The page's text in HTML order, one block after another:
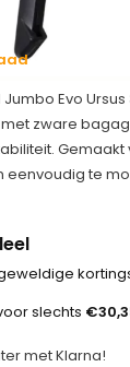
Evo
zware
eenvoudig te
slechts
met Klarna!